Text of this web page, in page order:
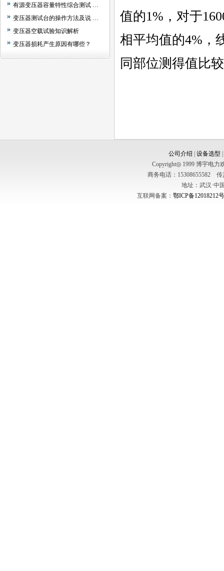
有源变压器容量特性综合测试 …
变压器测试台的操作方法及说 …
变压器空载试验知识解析
变压器损耗产生原因有哪些？
值的1%，对于
相平均值的4%，
同部位测得值比
公司介绍 设备选型
Copyright◎ 1999 博宇电力
商务电话：15308655582 传
地址：武汉·中
互联网备案： 鄂ICP备12018212